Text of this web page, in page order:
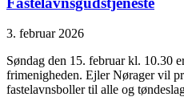
3. februar 2026
Søndag den 15. februar kl. 10.30
frimenigheden. Ejler Nørager vil
fastelavnsboller til alle og